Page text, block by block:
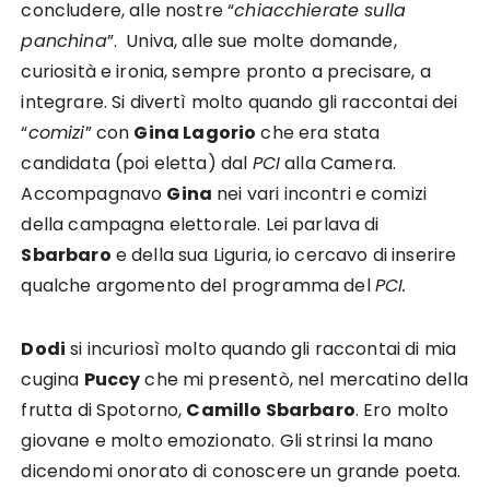
concludere, alle nostre “chiacchierate sulla
panchina”. Univa, alle sue molte domande,
curiosità e ironia, sempre pronto a precisare, a
integrare. Si divertì molto quando gli raccontai dei
“comizi” con Gina Lagorio che era stata
candidata (poi eletta) dal PCIalla Camera.
Accompagnavo Gina nei vari incontri e comizi
della campagna elettorale. Lei parlava di
Sbarbaro e della sua Liguria, io cercavo di inserire
qualche argomento del programma delPCI.
Dodi si incuriosì molto quando gli raccontai di mia
cugina Puccyche mi presentò, nel mercatino della
frutta di Spotorno, Camillo Sbarbaro. Ero molto
giovane e molto emozionato. Gli strinsi la mano
dicendomi onorato di conoscere un grande poeta.